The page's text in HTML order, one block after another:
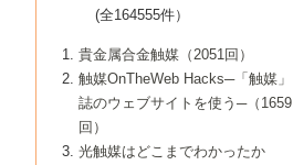
7号 有機分子触媒による精密有機合成
8号 高機能化ポリオレフィンに向けた重合
触媒の最近の進展
7号 持続可能社会実現のための触媒および
触媒関連技術
構築と機能
5号 若手会員による触媒研究の未来展望1：
企業編
6号 第102回触媒討論会
7号 触媒・化学反応における計算化学の進
5号 こんな物質，あんな物質―新たな触媒
の可能性―
7号 『結晶の化学』を活かした触媒研究
3号 リビング重合触媒の最近の展開
5号 水素製造・貯蔵のための触媒技術の新
しい展開
6号 第98回触媒討論会
7号 基礎化学品製造の触媒技術
2号 第95回触媒討論会
4号 水分解用光触媒材料
5号 時間分解分光の進歩と応用
6号 第96回触媒討論会
1号 部分酸化反応触媒の最前線
2号 第93回触媒討論会
3号 特殊エネルギー場の触媒反応
4号 生体内における金属の触媒作用
5号 ファインケミカルズの展開に寄与する
▼45巻（2003年）
1号 なぜこの触媒が良いのか？
2号 第91回触媒討論会
3号 最近の自動車排ガス処理技術
4号 触媒研究の現状と将来─第90回触媒討論
▼44巻（2002年）
1号 高次制御された触媒の化学
2号 第89回触媒討論会
3号 触媒を利用した電気化学の新展開
▼43巻（2001年）
1号 グリーンケミストリーと触媒
2号 第87回触媒討論会特集号
▼42巻（2000年）
1号 触媒反応工学の明日を拓く
▼41巻（1999年）
(全164555件）
貴金属合金触媒（2051回）
触媒OnTheWeb Hacks─「触媒」
誌のウェブサイトを使う─（1659
回）
光触媒はどこまでわかったか